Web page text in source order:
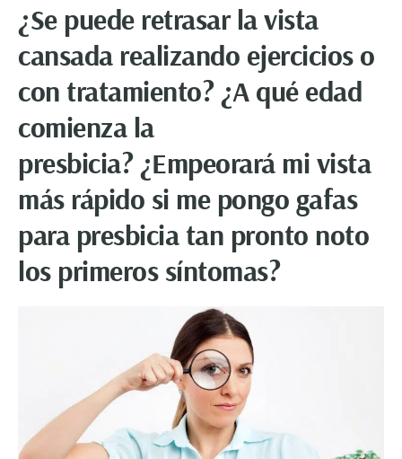
¿Se puede retrasar la vista
cansada realizando ejercicios o
con tratamiento? ¿A qué edad
comienza la
presbicia? ¿Empeorará mi vista
más rápido si me pongo gafas
para presbicia tan pronto noto
los primeros síntomas?